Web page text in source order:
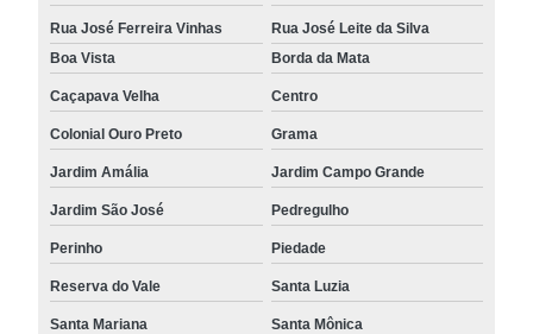
Rua José Ferreira Vinhas
Rua José Leite da Silva
Boa Vista
Borda da Mata
Caçapava Velha Centro
Colonial Ouro Preto Grama
Jardim Amália Jardim Campo Grande
Jardim São José Pedregulho
Perinho Piedade
Reserva do Vale Santa Luzia
Santa Mariana Santa Mônica